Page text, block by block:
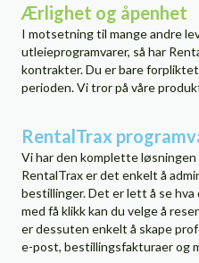
Ærlighet og åpenhet
I motsetning til mange andre
utleieprogramvarer, så har
kontrakter. Du er bare
perioden. Vi tror på våre
RentalTrax
Vi har den komplette
RentalTrax er det enkelt å
bestillinger. Det er lett å se
med få klikk kan du velge å
er dessuten enkelt å skape
e-post, bestillingsfakturaer og